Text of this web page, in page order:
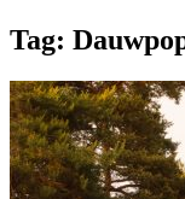
Tag: